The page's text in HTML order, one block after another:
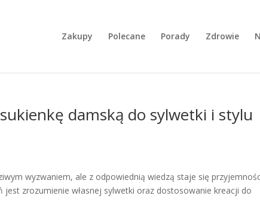
Zakupy Polecane Porady Zdrowie
damską do sylwetki i stylu
wyzwaniem, ale z odpowiednią wiedzą staje się
jest zrozumienie własnej sylwetki oraz dostosowanie kreacji do